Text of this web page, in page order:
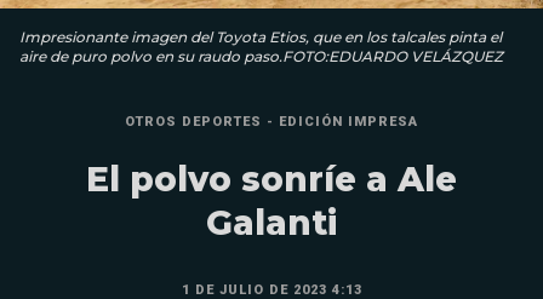
Impresionante imagen del Toyota Etios, que en los talcales pinta el
aire de puro polvo en su raudo paso.FOTO:EDUARDO VELÁZQUEZ
OTROS DEPORTES - EDICIÓN IMPRESA
El polvo sonríe a Ale
Galanti
1 DE JULIO DE 2023 4:13